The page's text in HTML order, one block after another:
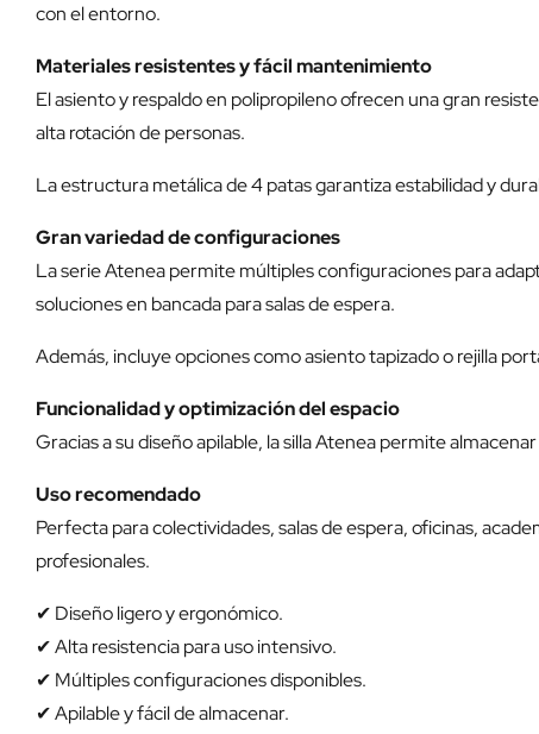
con el entorno.
Materiales resistentes y fácil mantenimiento
El asiento y respaldo en polipropileno ofrecen una gran
alta rotación de personas.
La estructura metálica de 4 patas garantiza estabilidad y
Gran variedad de configuraciones
La serie Atenea permite múltiples configuraciones para
soluciones en bancada para salas de espera.
Además, incluye opciones como asiento tapizado o rejilla
Funcionalidad y optimización del espacio
Gracias a su diseño apilable, la silla Atenea permite
Uso recomendado
Perfecta para colectividades, salas de espera, oficinas,
profesionales.
✔ Diseño ligero y ergonómico.
✔ Alta resistencia para uso intensivo.
✔ Múltiples configuraciones disponibles.
✔ Apilable y fácil de almacenar.